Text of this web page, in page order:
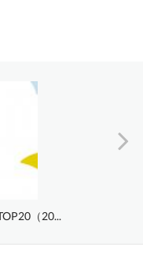
（20...